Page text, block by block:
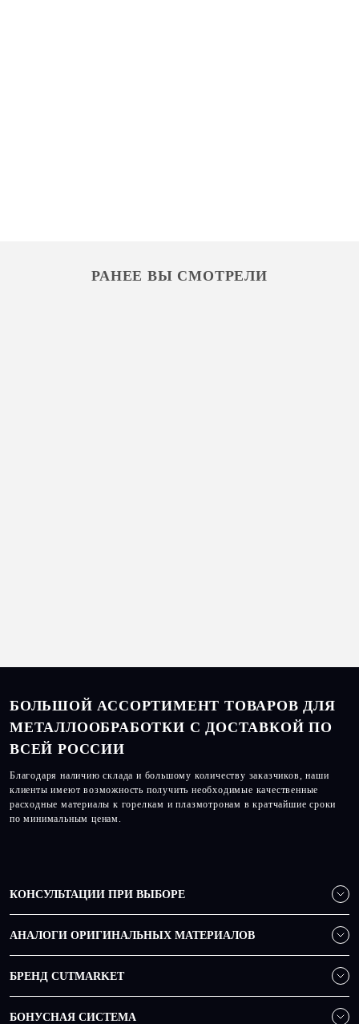
РАНЕЕ ВЫ СМОТРЕЛИ
БОЛЬШОЙ АССОРТИМЕНТ ТОВАРОВ ДЛЯ
МЕТАЛЛООБРАБОТКИ С ДОСТАВКОЙ ПО
ВСЕЙ РОССИИ
Благодаря наличию склада и большому количеству заказчиков, наши
клиенты имеют возможность получить необходимые качественные
расходные материалы к горелкам и плазмотронам в кратчайшие сроки
по минимальным ценам.
КОНСУЛЬТАЦИИ ПРИ ВЫБОРЕ
АНАЛОГИ ОРИГИНАЛЬНЫХ МАТЕРИАЛОВ
БРЕНД CUTMARKET
БОНУСНАЯ СИСТЕМА